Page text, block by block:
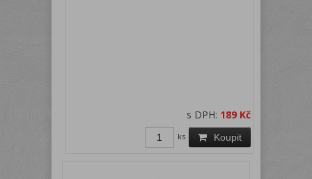
s DPH: 189 Kč
Koupit
ks